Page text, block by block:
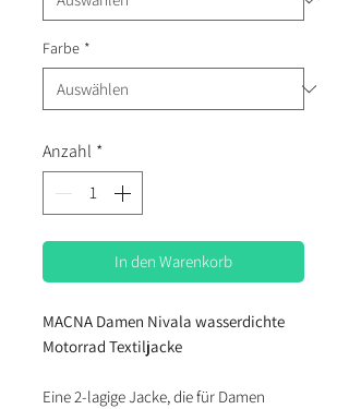
Farbe *
Anzahl *
In den Warenkorb
MACNA Damen Nivala wasserdichte
Motorrad Textiljacke
Eine 2-lagige Jacke, die für Damen